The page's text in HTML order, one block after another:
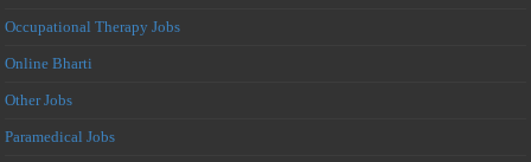
Occupational Therapy Jobs
Online Bharti
Other Jobs
Paramedical Jobs